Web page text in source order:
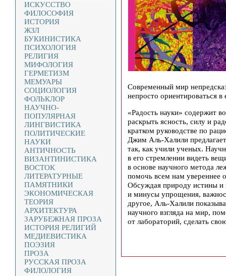
ИСКУССТВО
ФИЛОСОФИЯ
ИСТОРИЯ
ЖЗЛ
БУКИНИСТИКА
ПСИХОЛОГИЯ
РЕЛИГИЯ
МИФОЛОГИЯ
ГЕРМЕТИЗМ
МЕМУАРЫ
СОЦИОЛОГИЯ
ФОЛЬКЛОР
НАУЧНО-
ПОПУЛЯРНАЯ
ЛИНГВИСТИКА
ПОЛИТИЧЕСКИЕ
НАУКИ
АНТИЧНОСТЬ
ВИЗАНТИНИСТИКА
ВОСТОК
ЛИТЕРАТУРНЫЕ
ПАМЯТНИКИ
ЭКОНОМИЧЕСКАЯ
ТЕОРИЯ
АРХИТЕКТУРА
ЗАРУБЕЖНАЯ ПРОЗА
ИСТОРИЯ РЕЛИГИЙ
МЕДИЕВИСТИКА
ПОЭЗИЯ
ПРОЗА
РУССКАЯ ПРОЗА
ФИЛОЛОГИЯ
Современный мир
непросто ориентироваться
«Радость науки» содержит
раскрыть ясность, силу и
кратком руководстве по
Джим Аль-Халили
так, как учили ученых.
в его стремлении видеть
в основе научного метода
помочь всем нам увереннее
Обсуждая природу истины и
и минусы упрощения,
другое, Аль-Халили
научного взгляда на мир,
от лабораторий, сделать